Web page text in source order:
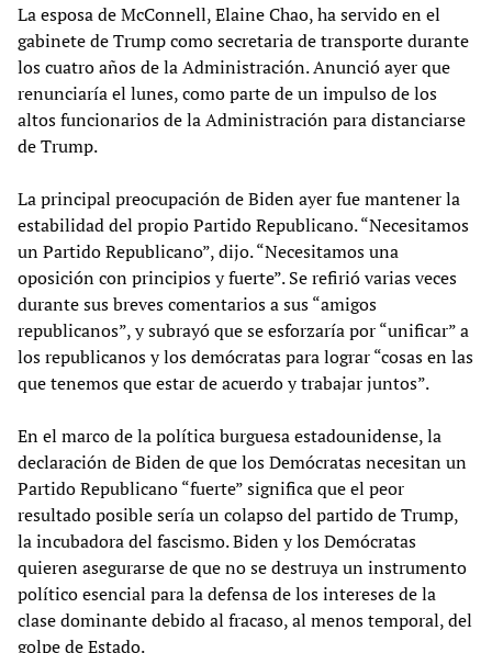
La esposa de McConnell, Elaine Chao, ha servido en el
gabinete de Trump como secretaria de transporte durante
los cuatro años de la Administración. Anunció ayer que
renunciaría el lunes, como parte de un impulso de los
altos funcionarios de la Administración para distanciarse
de Trump.
La principal preocupación de Biden ayer fue mantener la
estabilidad del propio Partido Republicano. “Necesitamos
un Partido Republicano”, dijo. “Necesitamos una
oposición con principios y fuerte”. Se refirió varias veces
durante sus breves comentarios a sus “amigos
republicanos”, y subrayó que se esforzaría por “unificar” a
los republicanos y los demócratas para lograr “cosas en las
que tenemos que estar de acuerdo y trabajar juntos”.
En el marco de la política burguesa estadounidense, la
declaración de Biden de que los Demócratas necesitan un
Partido Republicano “fuerte” significa que el peor
resultado posible sería un colapso del partido de Trump,
la incubadora del fascismo. Biden y los Demócratas
quieren asegurarse de que no se destruya un instrumento
político esencial para la defensa de los intereses de la
clase dominante debido al fracaso, al menos temporal, del
golpe de Estado.